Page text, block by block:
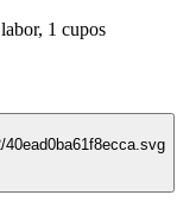
, 1 cupos